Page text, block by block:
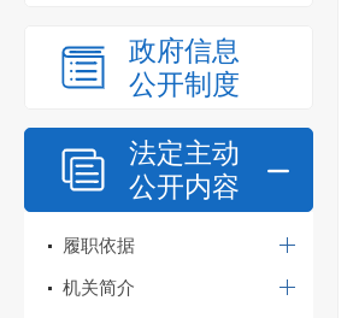
政府信息
公开制度
法定主动
公开内容
履职依据
机关简介